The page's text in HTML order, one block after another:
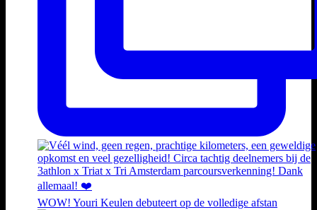
WOW! Youri Keulen debuteert op de volledige afstan